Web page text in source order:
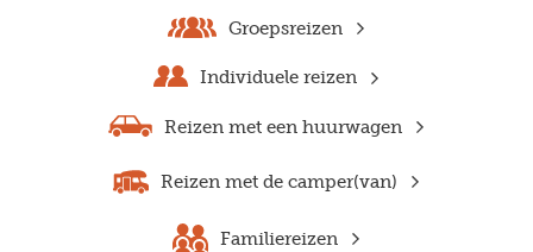
Groepsreizen
Individuele reizen
Reizen met een huurwagen
Reizen met de camper(van)
Familiereizen